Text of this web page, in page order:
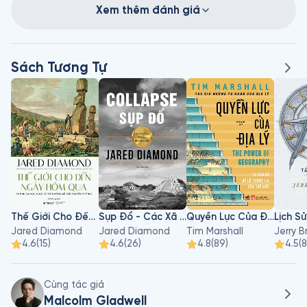
Xem thêm đánh giá
Sách Tương Tự
Thế Giới Cho Đến Ngày Hôm Qua
Jared Diamond
4.6(15)
Sụp Đổ - Các Xã Hội Đã Thất Bại Hay Thành Công Như Thế Nào?
Jared Diamond
4.6(26)
Quyền Lực Của Địa Lý
Tim Marshall
4.8(89)
Jerry
4.5(8
Cùng tác giả
Malcolm Gladwell